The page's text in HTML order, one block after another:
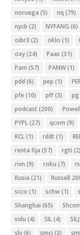
noruega (5) nq (79)
nycb (2) NYFANG (6)
oibr3 (2) oklo (1)
oxy(24) Paas (31)
Pam (57) PANW(1)
pdd (6) pep (1)
pfe (10) pff(3) pg
podcast (200) Powell
PYPL(27) qcom (9)
RCL(1) rddt (1)
renta fija (57) rgti (2)
rivn (9) roku (7)
Rusia (21) Russell
scco (1) schw(1)
Shanghai (65)
sidu (4) SIL(4) SILJ
slv(6) smci (3)